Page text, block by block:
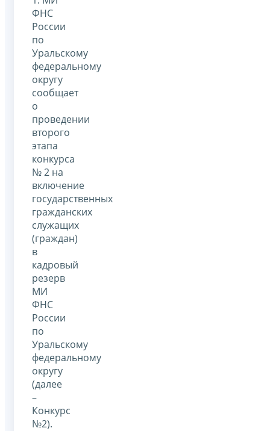
ФНС
России
по
Уральскому
федеральному
округу
сообщает
о
проведении
второго
этапа
конкурса
№ 2 на
включение
государственных
гражданских
служащих
(граждан)
в
кадровый
резерв
МИ
ФНС
России
по
Уральскому
федеральному
округу
(далее
–
Конкурс
№2).